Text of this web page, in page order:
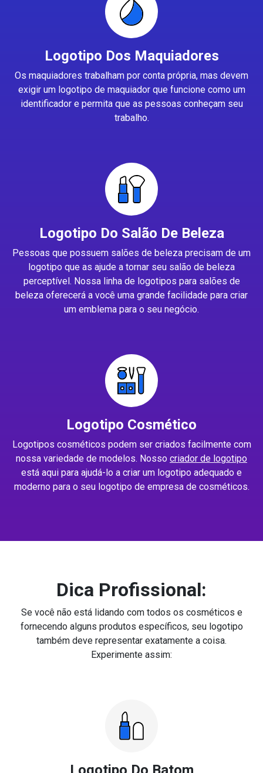
Logotipo Dos Maquiadores
Os maquiadores trabalham por conta própria, mas devem
exigir um logotipo de maquiador que funcione como um
identificador e permita que as pessoas conheçam seu
trabalho.
Logotipo Do Salão De Beleza
Pessoas que possuem salões de beleza precisam de um
logotipo que as ajude a tornar seu salão de beleza
perceptível. Nossa linha de logotipos para salões de
beleza oferecerá a você uma grande facilidade para criar
um emblema para o seu negócio.
Logotipo Cosmético
Logotipos cosméticos podem ser criados facilmente com
nossa variedade de modelos. Nosso criador de logotipo
está aqui para ajudá-lo a criar um logotipo adequado e
moderno para o seu logotipo de empresa de cosméticos.
Dica Profissional:
Se você não está lidando com todos os cosméticos e
fornecendo alguns produtos específicos, seu logotipo
também deve representar exatamente a coisa.
Experimente assim: